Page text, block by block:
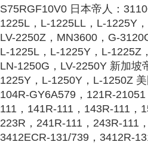
S75RGF10V0 日本帝人：
1225L，L-1225LL，L-1225Y
LV-2250Z，MN3600，G-
L-1225L，L-1225Y，L-1225Z
LN-1250G，LV-2250Y 新加坡
1225Y，L-1250Y，L-1250Z 美
104R-GY6A579，121R-
111，141R-111，143R-111，
223R，241R-111，243R-111
3412ECR-131/739，3412R-